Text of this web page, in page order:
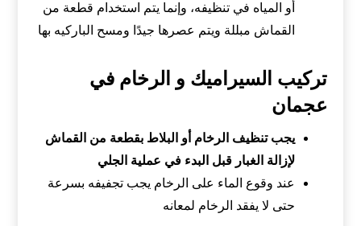
أو المياه في تنظيفه، وإنما يتم استخدام قطعة من
القماش مبللة ويتم عصرها جيدًا ومسح الباركيه بها
تركيب السيراميك و الرخام في
عجمان
يجب تنظيف الرخام أو البلاط بقطعة من القماش
لإزالة الغبار قبل البدء في عملية الجلي
عند وقوع الماء على الرخام يجب تجفيفه بسرعة
حتى لا يفقد الرخام لمعانه